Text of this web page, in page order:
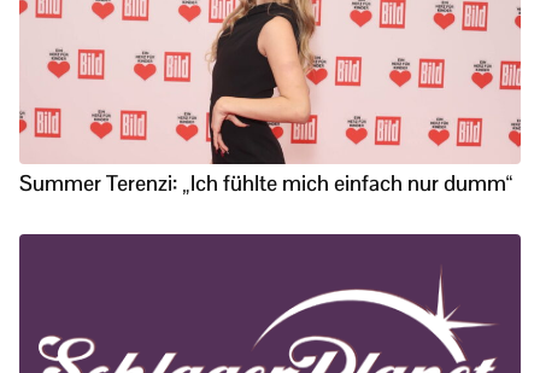
Summer Terenzi: „Ich fühlte mich einfach nur dumm“